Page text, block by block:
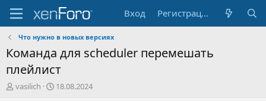
Вход Регистрация
Что нужно в новых версияx
Команда для scheduler перемешать
плейлист
А
vasilich
Д
18.08.2024